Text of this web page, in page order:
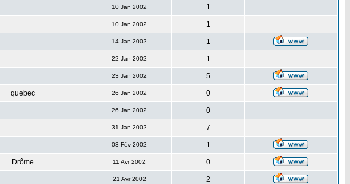
10 Jan 2002 1
10 Jan 2002 1
14 Jan 2002 1
22 Jan 2002 1
23 Jan 2002 5
quebec 26 Jan 2002 0
26 Jan 2002 0
31 Jan 2002 7
03 Fév 2002 1
Drôme 11 Avr 2002 0
21 Avr 2002 2